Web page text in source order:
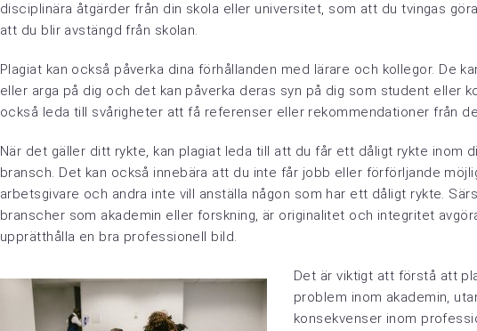
disciplinära åtgärder från din skola eller universitet, som att du tvingas
att du blir avstängd från skolan.
Plagiat kan också påverka dina förhållanden med lärare och kollegor. De
eller arga på dig och det kan påverka deras syn på dig som student eller
också leda till svårigheter att få referenser eller rekommendationer från
När det gäller ditt rykte, kan plagiat leda till att du får ett dåligt rykte inom
bransch. Det kan också innebära att du inte får jobb eller förförljande
arbetsgivare och andra inte vill anställa någon som har ett dåligt rykte.
branscher som akademin eller forskning, är originalitet och integritet
upprätthålla en bra professionell bild.
Det är viktigt att förstå att
problem inom akademin,
konsekvenser inom